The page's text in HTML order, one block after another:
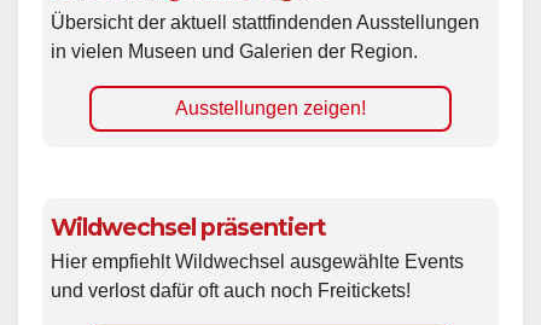
Übersicht der aktuell stattfindenden Ausstellungen
in vielen Museen und Galerien der Region.
Ausstellungen zeigen!
Wildwechsel präsentiert
Hier empfiehlt Wildwechsel ausgewählte Events
und verlost dafür oft auch noch Freitickets!